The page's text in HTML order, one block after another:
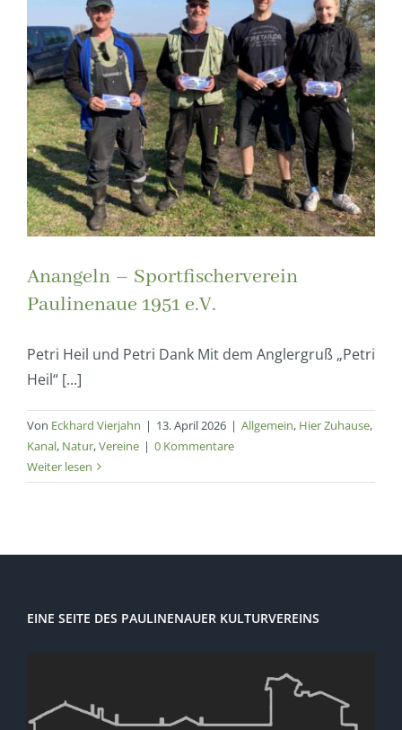
Anangeln – Sportfischerverein
Paulinenaue 1951 e.V.
Petri Heil und Petri Dank Mit dem Anglergruß „Petri
Heil“ [...]
Von Eckhard Vierjahn | 13. April 2026 | Allgemein, Hier Zuhause,
Kanal, Natur,Vereine | 0 Kommentare
Weiter lesen
EINE SEITE DES PAULINENAUER KULTURVEREINS